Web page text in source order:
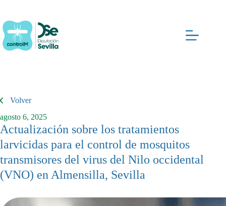
contenido
Volver
agosto 6, 2025
Actualización sobre los tratamientos
larvicidas para el control de mosquitos
transmisores del virus del Nilo occidental
(VNO) en Almensilla, Sevilla